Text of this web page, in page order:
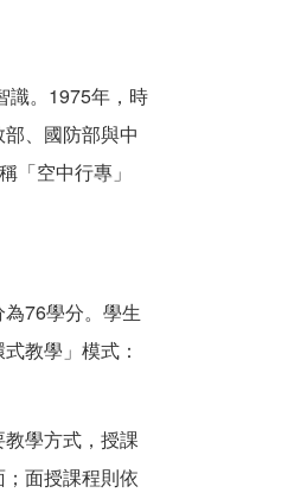
識。1975年，時
、國防部與中
「空中行專」
76學分。學生
教學」模式：
學方式，授課
面授課程則依